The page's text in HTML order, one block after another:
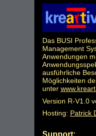
Das BUSI
Management
Anwendungen
ausführliche
Möglichkeiten
unter
Version R-V1.0
Hosting: Patrick
Support: